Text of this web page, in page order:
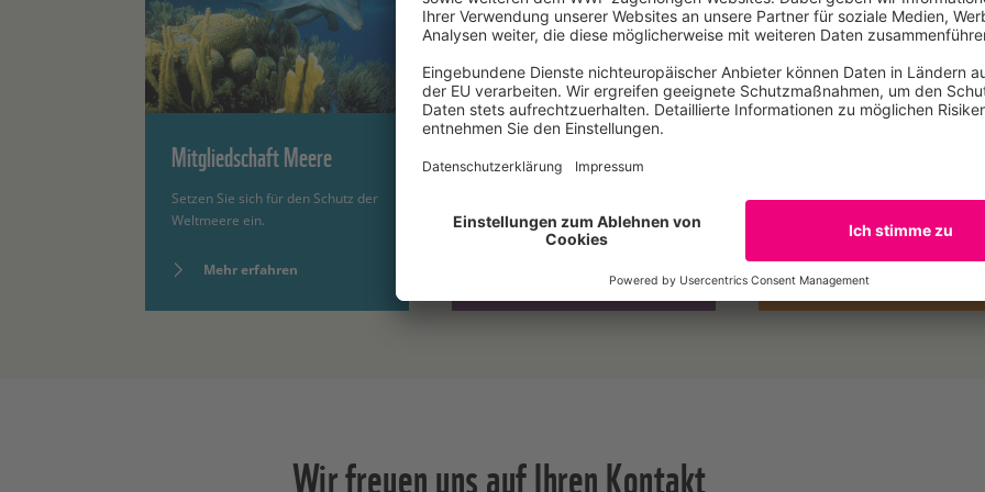
Mitgliedschaft Meere
Setzen Sie sich für den Schutz der
Weltmeere ein.
Mehr erfahren
Mitgliedschaft Klimaschutz
Klimaschutz.
Sorgen Sie für das Überleben
den Schutz der Wildtiere.
Wir freuen uns auf Ihren Kontakt